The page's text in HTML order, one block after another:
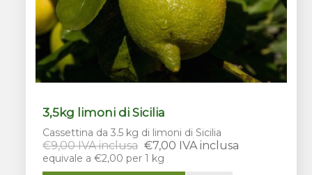
3,5kg limoni di Sicilia
Cassettina da 3.5 kg di limoni di Sicilia
€9,00 IVA inclusa €7,00 IVA inclusa
equivale a €2,00 per 1 kg